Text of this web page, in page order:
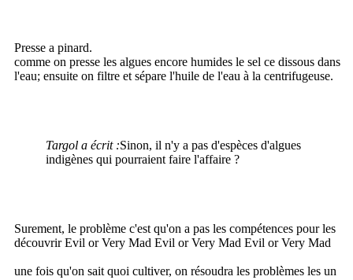
Presse a pinard.
comme on presse les algues encore humides le sel ce dissous dans
l'eau; ensuite on filtre et sépare l'huile de l'eau à la centrifugeuse.
Targol a écrit :Sinon, il n'y a pas d'espèces d'algues
indigènes qui pourraient faire l'affaire ?
Surement, le problème c'est qu'on a pas les compétences pour les
découvrir Evil or Very Mad Evil or Very Mad Evil or Very Mad
une fois qu'on sait quoi cultiver, on résoudra les problèmes les un